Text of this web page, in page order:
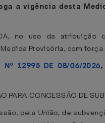
a vigência desta
no uso da
Provisória, com
Nº 12995 DE 08/06/2026,
PARA CONCESSÃO DE
pela União, de